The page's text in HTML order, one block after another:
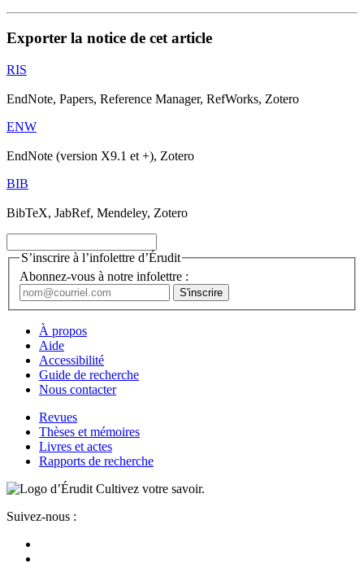
Exporter la notice de cet article
RIS
EndNote, Papers, Reference Manager, RefWorks, Zotero
ENW
EndNote (version X9.1 et +), Zotero
BIB
BibTeX, JabRef, Mendeley, Zotero
S’inscrire à l’infolettre d’Érudit
Abonnez-vous à notre infolettre :
À propos
Aide
Accessibilité
Guide de recherche
Nous contacter
Revues
Thèses et mémoires
Livres et actes
Rapports de recherche
Cultivez votre savoir.
Suivez-nous :